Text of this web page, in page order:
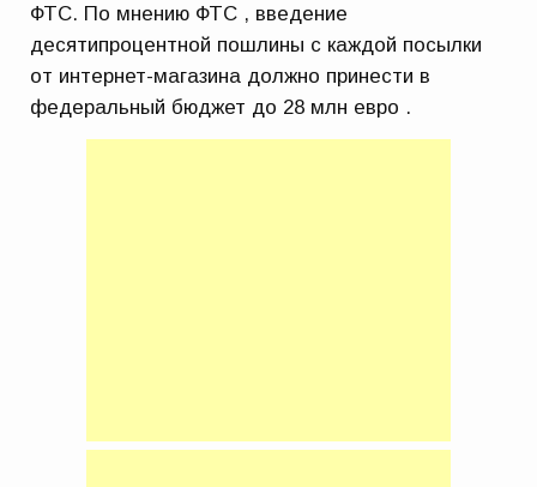
ФТС. По мнению ФТС , введение
десятипроцентной пошлины с каждой посылки
от интернет-магазина должно принести в
федеральный бюджет до 28 млн евро .